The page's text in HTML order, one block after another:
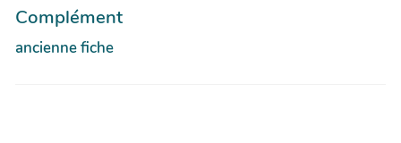
Complément
ancienne fiche